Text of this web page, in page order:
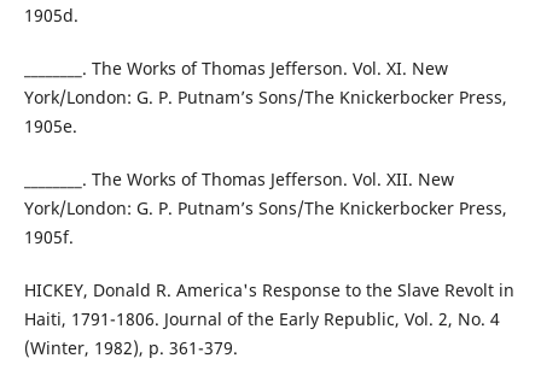
1905d.
________. The Works of Thomas Jefferson. Vol. XI. New
York/London: G. P. Putnam’s Sons/The Knickerbocker Press,
1905e.
________. The Works of Thomas Jefferson. Vol. XII. New
York/London: G. P. Putnam’s Sons/The Knickerbocker Press,
1905f.
HICKEY, Donald R. America's Response to the Slave Revolt in
Haiti, 1791-1806. Journal of the Early Republic, Vol. 2, No. 4
(Winter, 1982), p. 361-379.